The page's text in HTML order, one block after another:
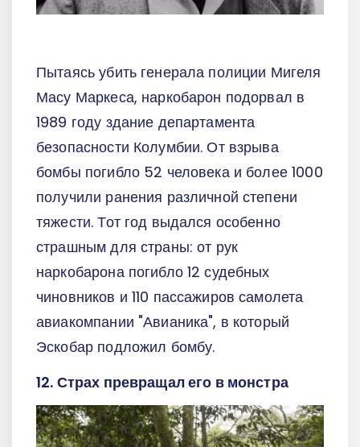
Пытаясь убить генерала полиции Мигеля
Масу Маркеса, наркобарон подорвал в
1989 году здание департамента
безопасности Колумбии. От взрыва
бомбы погибло 52 человека и более 1000
получили ранения различной степени
тяжести. Тот год выдался особенно
страшным для страны: от рук
наркобарона погибло 12 судебных
чиновников и 110 пассажиров самолета
авиакомпании "Авианика", в который
Эскобар подложил бомбу.
12. Страх превращал его в монстра